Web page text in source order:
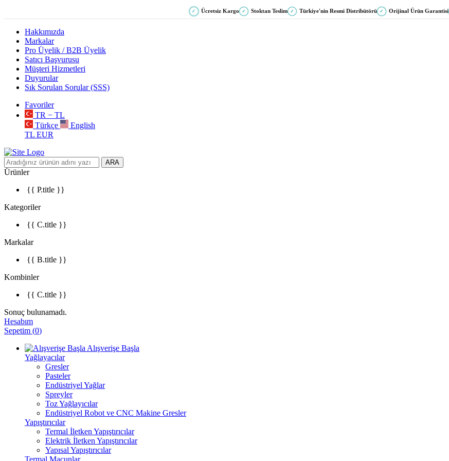
✓ Ücretsiz Kargo ✓ Stoktan Teslim ✓ Türkiye'nin Resmi Distribütörü ✓ Orijinal Ürün Garantisi
Hakkımızda
Markalar
Pro Üyelik / B2B Üyelik
Satıcı Başvurusu
Müşteri Hizmetleri
Duyurular
Sık Sorulan Sorular (SSS)
Favoriler
TR − TL
Türkçe
English
TL EUR
ARA
Ürünler
{{ P.title }}
Kategoriler
{{ C.title }}
Markalar
{{ B.title }}
Kombinler
{{ C.title }}
Sonuç bulunamadı.
Hesabım
Sepetim (0)
Alışverişe Başla
Yağlayacılar
Gresler
Pasteler
Endüstriyel Yağlar
Spreyler
Toz Yağlayıcılar
Endüstriyel Robot ve CNC Makine Gresler
Yapıştırıcılar
Termal İletken Yapıştırıcılar
Elektrik İletken Yapıştırıcılar
Yapısal Yapıştırıcılar
Termal Macunlar